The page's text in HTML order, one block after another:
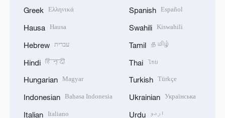
Greek Ελληνικά
Hausa Hausa
Hebrew עברית
Hindi हिन्दी
Hungarian Magyar
Indonesian Bahasa Indonesia
Italian Italiano
Spanish Español
Swahili Kiswahili
Tamil தமிழ்
Thai ไทย
Turkish Türkçe
Ukrainian Українська
Urdu اردو